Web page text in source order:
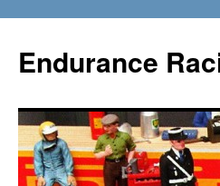
springen
Endurance